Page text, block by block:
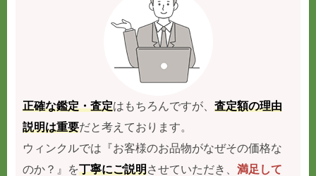
正確な鑑定・査定はもちろんですが、査定額の理由
説明は重要だと考えております。
ウィンクルでは『お客様のお品物がなぜその価格な
のか？』を丁寧にご説明させていただき、満足して